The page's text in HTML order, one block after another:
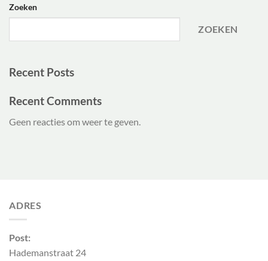
Zoeken
ZOEKEN
Recent Posts
Recent Comments
Geen reacties om weer te geven.
ADRES
Post:
Hademanstraat 24